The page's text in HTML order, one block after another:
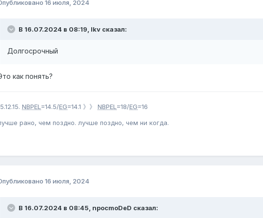
16 июля, 2024
В 16.07.2024 в 08:19, lkv сказал:
Долгосрочный
как понять?
NBPEL =14.5/EG=14.1 》》 NBPEL =18/EG=16
рано, чем поздно. лучше поздно, чем ни когда.
16 июля, 2024
В 16.07.2024 в 08:45, npocmoDeD сказал: